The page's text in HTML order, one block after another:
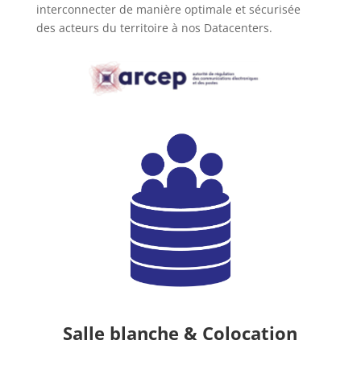
interconnecter de manière optimale et sécurisée
des acteurs du territoire à nos Datacenters.
Salle blanche & Colocation